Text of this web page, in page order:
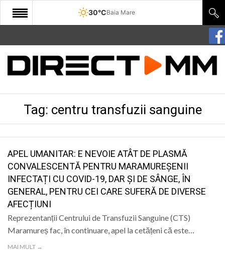
30°CBaia Mare
START
COMUNITATE
CULTURA
SANATATE
SPORT
SPECIAL
POLITIC
LIFE
Tag: centru transfuzii sanguine
APEL UMANITAR: E NEVOIE ATÂT DE PLASMĂ
CONVALESCENTĂ PENTRU MARAMUREȘENII
INFECTAȚI CU COVID-19, DAR ȘI DE SÂNGE, ÎN
GENERAL, PENTRU CEI CARE SUFERĂ DE DIVERSE
AFECȚIUNI
Reprezentanții Centrului de Transfuzii Sanguine (CTS)
Maramureș fac, în continuare, apel la cetățeni că este…
MAI MULT →